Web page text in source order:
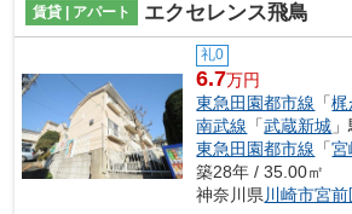
賃貸 | アパート エクセレンス飛鳥
礼0
6.7万円
東急田園都市線 「梶
南武線 「武蔵新城
東急田園都市線 「宮
築28年 / 35.00㎡
神奈川県川崎市宮